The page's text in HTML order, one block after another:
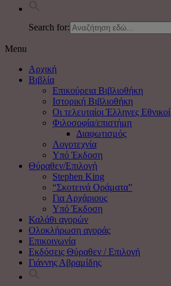
Search for:
Menu
Αρχική
Βιβλία
Επικούρεια Βιβλιοθήκη
Ιστορική Βιβλιοθήκη
Οι τελευταίοι Έλληνες Εθνικοί
Φιλοσοφία/επιστήμη
Διαφωτισμός
Λογοτεχνία
Υπό Έκδοση
Θύραθεν/Επιλογή
Stephen King
“Σκοτεινά Οράματα”
Για Αρχάριους
Υπό Έκδοση
Καλάθι αγορών
Ολοκλήρωση αγοράς
Επικοινωνία
Εκδόσεις Θύραθεν / Επιλογή
Γιάννης Αβραμίδης